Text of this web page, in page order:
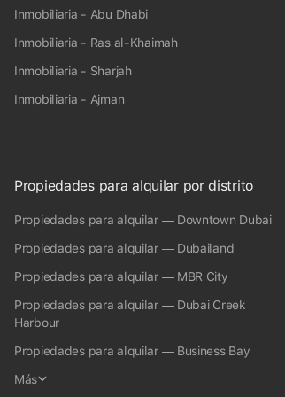
Inmobiliaria - Abu Dhabi
Inmobiliaria - Ras al-Khaimah
Inmobiliaria - Sharjah
Inmobiliaria - Ajman
Propiedades para alquilar por distrito
Propiedades para alquilar — Downtown Dubai
Propiedades para alquilar — Dubailand
Propiedades para alquilar — MBR City
Propiedades para alquilar — Dubai Creek
Harbour
Propiedades para alquilar — Business Bay
Más